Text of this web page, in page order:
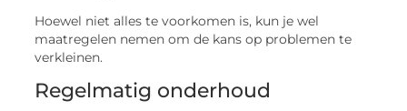
Hoewel niet alles te voorkomen is, kun je wel
maatregelen nemen om de kans op problemen te
verkleinen.
Regelmatig onderhoud